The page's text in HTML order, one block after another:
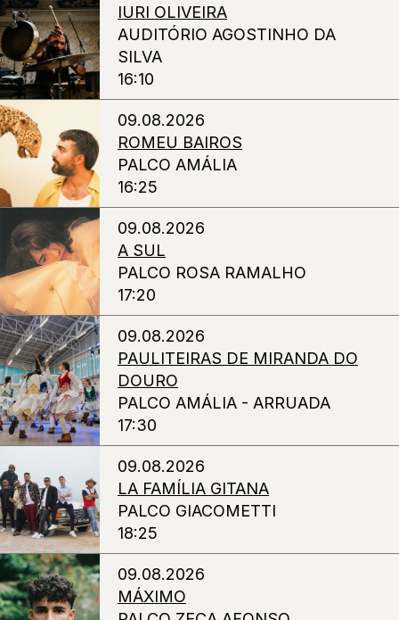
IURI OLIVEIRA
AUDITÓRIO AGOSTINHO DA
SILVA
16:10
09.08.2026
ROMEU BAIROS
PALCO AMÁLIA
16:25
09.08.2026
A SUL
PALCO ROSA RAMALHO
17:20
09.08.2026
PAULITEIRAS DE MIRANDA DO
DOURO
PALCO AMÁLIA - ARRUADA
17:30
09.08.2026
LA FAMÍLIA GITANA
PALCO GIACOMETTI
18:25
09.08.2026
MÁXIMO